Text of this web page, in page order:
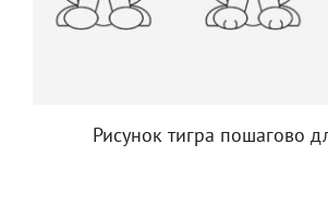
Рисунок тигра пошагово